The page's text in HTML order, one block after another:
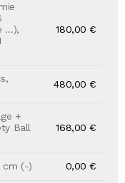
…),
180,00 €
480,00 €
+
Ball
168,00 €
cm (-) 0,00 €